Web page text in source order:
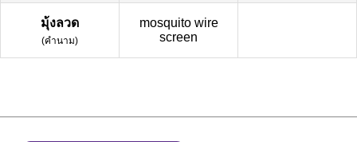
มุ้งลวด
(คำนาม)
mosquito wire
screen